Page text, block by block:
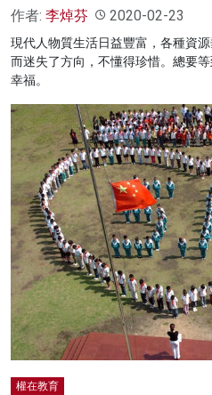
作者: 李焯芬 2020-02-23
現代人物質生活日益豐富，各種資
而迷失了方向，不懂得珍惜。總要
幸福。
權在教育